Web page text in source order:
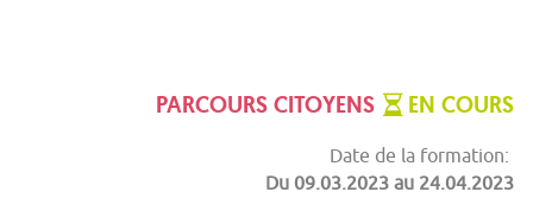
EN COURS
PARCOURS CITOYENS
Date de la formation:
Du 09.03.2023 au 24.04.2023